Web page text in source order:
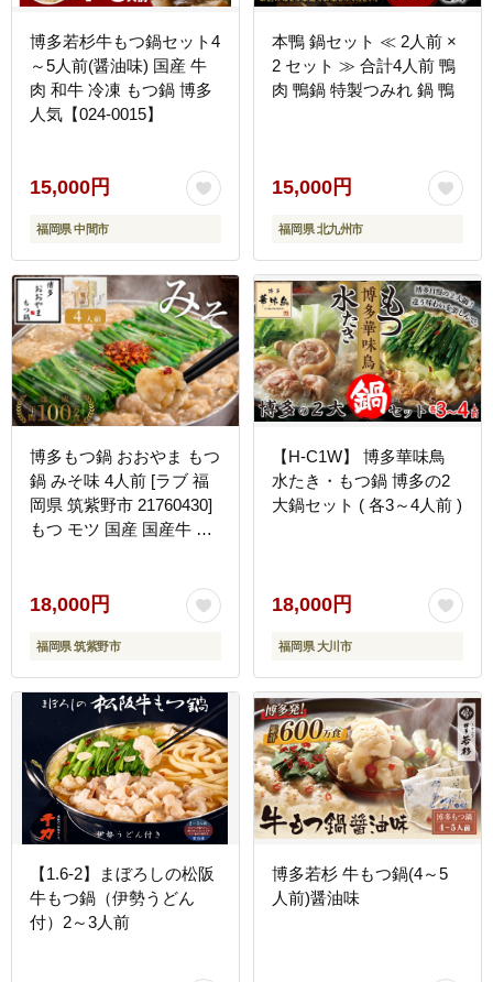
博多若杉牛もつ鍋セット4
～5人前(醤油味) 国産 牛
肉 和牛 冷凍 もつ鍋 博多
人気【024-0015】
15,000円
福岡県 中間市
本鴨 鍋セット ≪ 2人前 ×
2 セット ≫ 合計4人前 鴨
肉 鴨鍋 特製つみれ 鍋 鴨
15,000円
福岡県 北九州市
博多もつ鍋 おおやま もつ
鍋 みそ味 4人前 [ラブ 福
岡県 筑紫野市 21760430]
もつ モツ 国産 国産牛 も
つ鍋セット 味噌 みそ も
18,000円
福岡県 筑紫野市
【H-C1W】 博多華味鳥
水たき・もつ鍋 博多の2
大鍋セット ( 各3～4人前 )
18,000円
福岡県 大川市
【1.6-2】まぼろしの松阪
牛もつ鍋（伊勢うどん
付）2～3人前
博多若杉 牛もつ鍋(4～5
人前)醤油味